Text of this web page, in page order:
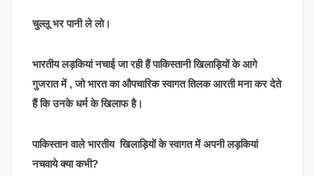
चुल्लू भर पानी ले लो।
भारतीय लड़कियां नचाई जा रही हैं पाकिस्तानी खिलाड़ियों के आगे
गुजरात में , जो भारत का औपचारिक स्वागत तिलक आरती मना कर देते
हैं कि उनके धर्म के खिलाफ है।
पाकिस्तान वाले भारतीय खिलाड़ियों के स्वागत में अपनी लड़कियां
नचवाये क्या कभी?